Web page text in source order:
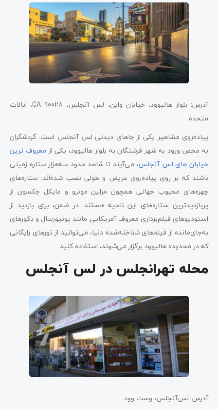
آدرس: بلوار هالیوود، خیابان واین، لس آنجلس، CA 90028، ایالات
متحده
پیاده‌روی مشاهیر یکی از جاهای دیدنی لس آنجلس است. گردشگران
به محض ورود به شهر فرشتگان به بلوار هالیوود، یکی از معروف ترین
خیابان های لس آنجلس، می‌آیند تا شاهد حدود سه‌هزار ستاره زمینی
باشند که بر روی پیاده‌روی عریض و طولی نصب شده‌اند. ستاره‌های
چهره‌های محبوب جهانی همچون مرلین مونرو و مایکل جکسون از
پربازدیدترین ستاره‌های این ناحیه هستند. در ضمن، برای بازدید از
استودیوهای فیلم‌برداری معروف آمریکایی مانند یونیورسال و دکورهای
به‌جای‌مانده از فیلم‌های شناخته‌شده دنیا، می‌توانید از تورهای رایگانی
که در محدوده هالیوود برگزار می‌شوند، استفاده کنید.
محله تهرانجلس در لس آنجلس
آدرس: لس‌آنجلس، وست وود